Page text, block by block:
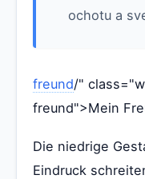
ochotu a
freund/"
freund">Mein
Die niedrige
Eindruck